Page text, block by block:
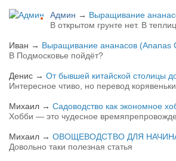
Админ → Выращивание
В открытом грунте нет. В
Иван → Выращивание ананасов (Ananas
В Подмосковье пойдёт?
Денис → От бывшей китайской столицы
Интересное чтиво, но перевод
Михаил → Садоводство как экономное
Хобби — это чудесное
Михаил → ОВОЩЕВОДСТВО ДЛЯ
Довольно таки полезная статья